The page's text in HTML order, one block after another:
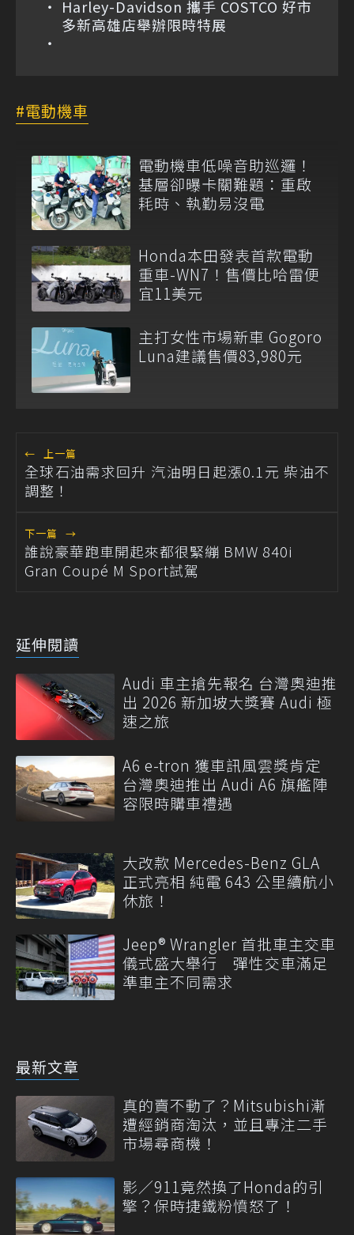
Harley-Davidson 攜手 COSTCO 好市
多新高雄店舉辦限時特展
電動機車
電動機車低噪音助巡邏！
基層卻曝卡關難題：重啟
耗時、執勤易沒電
Honda本田發表首款電動
重車-WN7！售價比哈雷便
宜11美元
主打女性市場新車 Gogoro
Luna建議售價83,980元
← 上一篇
全球石油需求回升 汽油明日起漲0.1元 柴油不
調整！
下一篇 →
誰說豪華跑車開起來都很緊繃 BMW 840i
Gran Coupé M Sport試駕
延伸閱讀
Audi 車主搶先報名 台灣奧迪推
出 2026 新加坡大獎賽 Audi 極
速之旅
A6 e-tron 獲車訊風雲獎肯定
台灣奧迪推出 Audi A6 旗艦陣
容限時購車禮遇
大改款 Mercedes-Benz GLA
正式亮相 純電 643 公里續航小
休旅！
Jeep® Wrangler 首批車主交車
儀式盛大舉行 彈性交車滿足
準車主不同需求
最新文章
真的賣不動了？Mitsubishi漸
遭經銷商淘汰，並且專注二手
市場尋商機！
影／911竟然換了Honda的引
擎？保時捷鐵粉憤怒了！